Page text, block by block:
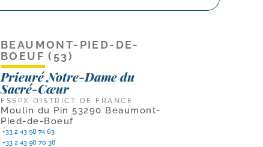
BEAUMONT-PIED-DE-
BOEUF (53)
Prieuré Notre-Dame du
Sacré-Cœur
FSSPX DISTRICT DE FRANCE
Moulin du Pin 53290 Beaumont-
Pied-de-Boeuf
+33 2 43 98 74 63
+33 2 43 98 70 38